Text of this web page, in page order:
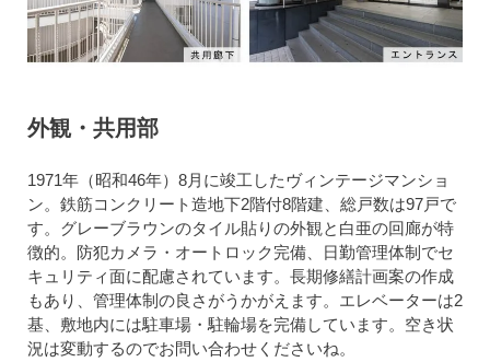
外観・共用部
1971年（昭和46年）8月に竣工したヴィンテージマンショ
ン。鉄筋コンクリート造地下2階付8階建、総戸数は97戸で
す。グレーブラウンのタイル貼りの外観と白亜の回廊が特
徴的。防犯カメラ・オートロック完備、日勤管理体制でセ
キュリティ面に配慮されています。長期修繕計画案の作成
もあり、管理体制の良さがうかがえます。エレベーターは2
基、敷地内には駐車場・駐輪場を完備しています。空き状
況は変動するのでお問い合わせくださいね。